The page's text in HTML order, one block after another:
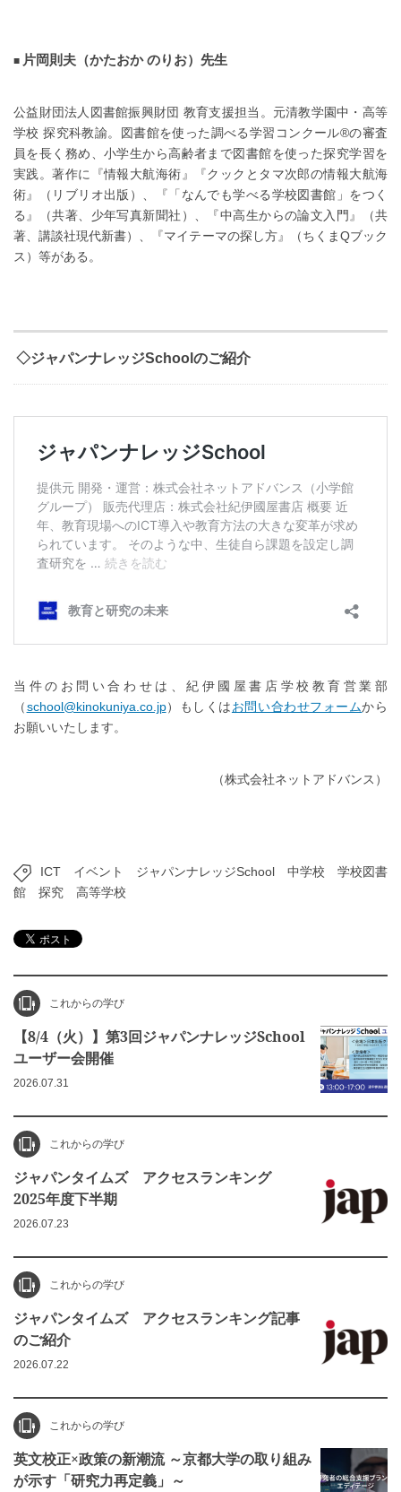
片岡則夫（かたおか のりお）先生
公益財団法人図書館振興財団 教育支援担当。元清教学園中・高等
学校 探究科教諭。図書館を使った調べる学習コンクール®の審査
員を長く務め、小学生から高齢者まで図書館を使った探究学習を
実践。著作に『情報大航海術』『クックとタマ次郎の情報大航海
術』（リブリオ出版）、『「なんでも学べる学校図書館」をつく
る』（共著、少年写真新聞社）、『中高生からの論文入門』（共
著、講談社現代新書）、『マイテーマの探し方』（ちくまQブック
ス）等がある。
◇ジャパンナレッジSchoolのご紹介
当件のお問い合わせは、紀伊國屋書店学校教育営業部
（school@kinokuniya.co.jp）もしくはお問い合わせフォームから
お願いいたします。
（株式会社ネットアドバンス）
ICT イベント ジャパンナレッジSchool 中学校
学校図書
館
探究 高等学校
これからの学び
【8/4（火）】第3回ジャパンナレッジSchool
ユーザー会開催
2026.07.31
これからの学び
ジャパンタイムズ アクセスランキング
2025年度下半期
2026.07.23
これからの学び
ジャパンタイムズ アクセスランキング記事
のご紹介
2026.07.22
これからの学び
英文校正×政策の新潮流 ～京都大学の取り組み
が示す「研究力再定義」～